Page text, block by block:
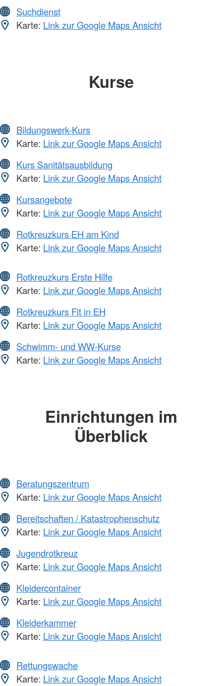
Suchdienst
Karte: Link zur Google Maps Ansicht
Kurse
Bildungswerk-Kurs
Karte: Link zur Google Maps Ansicht
Kurs Sanitätsausbildung
Karte: Link zur Google Maps Ansicht
Kursangebote
Karte: Link zur Google Maps Ansicht
Rotkreuzkurs EH am Kind
Karte: Link zur Google Maps Ansicht
Rotkreuzkurs Erste Hilfe
Karte: Link zur Google Maps Ansicht
Rotkreuzkurs Fit in EH
Karte: Link zur Google Maps Ansicht
Schwimm- und WW-Kurse
Karte: Link zur Google Maps Ansicht
Einrichtungen im
Überblick
Beratungszentrum
Karte: Link zur Google Maps Ansicht
Bereitschaften / Katastrophenschutz
Karte: Link zur Google Maps Ansicht
Jugendrotkreuz
Karte: Link zur Google Maps Ansicht
Kleidercontainer
Karte: Link zur Google Maps Ansicht
Kleiderkammer
Karte: Link zur Google Maps Ansicht
Rettungswache
Karte: Link zur Google Maps Ansicht